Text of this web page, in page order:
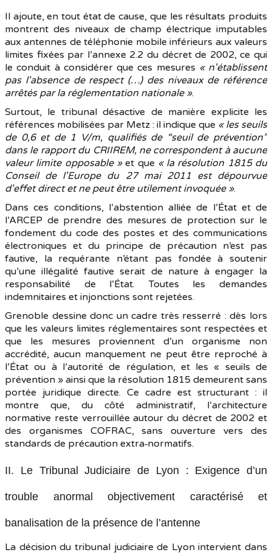
Il ajoute, en tout état de cause, que les résultats produits
montrent des niveaux de champ électrique imputables
aux antennes de téléphonie mobile inférieurs aux valeurs
limites fixées par l’annexe 2.2 du décret de 2002, ce qui
le conduit à considérer que ces mesures « n'établissent
pas l'absence de respect (…) des niveaux de référence
arrêtés par la réglementation nationale ».
Surtout, le tribunal désactive de manière explicite les
références mobilisées par Metz : il indique que « les seuils
de 0,6 et de 1 V/m, qualifiés de “seuil de prévention”
dans le rapport du CRIIREM, ne correspondent à aucune
valeur limite opposable »et que « la résolution 1815 du
Conseil de l'Europe du 27 mai 2011 est dépourvue
d'effet direct et ne peut être utilement invoquée ».
Dans ces conditions, l’abstention alliée de l’État et de
l’ARCEP de prendre des mesures de protection sur le
fondement du code des postes et des communications
électroniques et du principe de précaution n’est pas
fautive, la requérante n’étant pas fondée à soutenir
qu’une illégalité fautive serait de nature à engager la
responsabilité de l’État. Toutes les demandes
indemnitaires et injonctions sont rejetées.
Grenoble dessine donc un cadre très resserré : dès lors
que les valeurs limites réglementaires sont respectées et
que les mesures proviennent d’un organisme non
accrédité, aucun manquement ne peut être reproché à
l’État ou à l’autorité de régulation, et les « seuils de
prévention » ainsi que la résolution 1815 demeurent sans
portée juridique directe. Ce cadre est structurant : il
montre que, du côté administratif, l’architecture
normative reste verrouillée autour du décret de 2002 et
des organismes COFRAC, sans ouverture vers des
standards de précaution extra‑normatifs.
II. Le Tribunal Judiciaire de Lyon : Exigence d’un
trouble anormal objectivement caractérisé et
banalisation de la présence de l’antenne
La décision du tribunal judiciaire de Lyon intervient dans